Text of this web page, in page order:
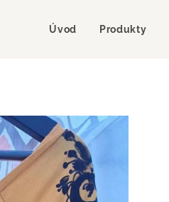
Úvod Produkty